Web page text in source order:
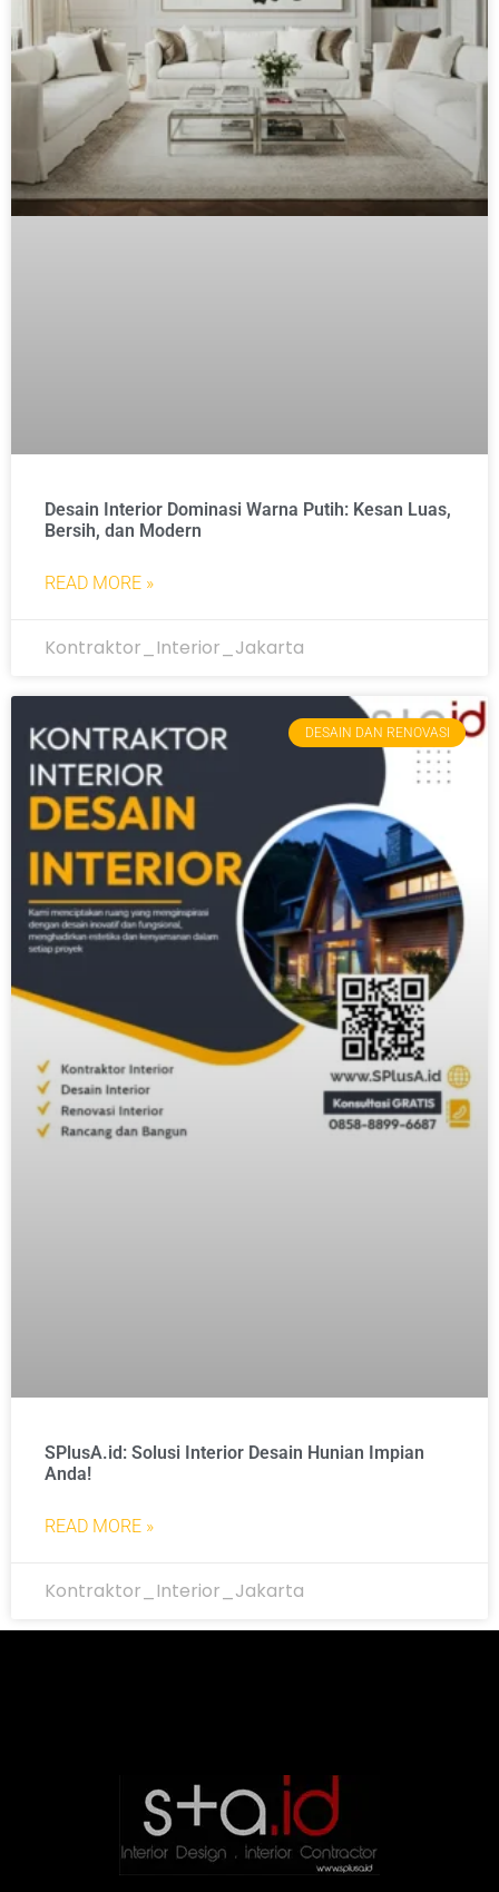
Desain Interior Dominasi Warna Putih: Kesan Luas,
Bersih, dan Modern
READ MORE »
Kontraktor_Interior_Jakarta
DESAIN DAN RENOVASI
SPlusA.id: Solusi Interior Desain Hunian Impian
Anda!
READ MORE »
Kontraktor_Interior_Jakarta